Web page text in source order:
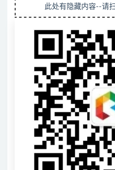
此处有隐藏内容--请